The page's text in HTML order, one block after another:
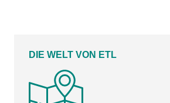
DIE WELT VON ETL